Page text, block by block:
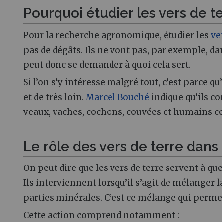
Pourquoi étudier les vers de
Pour la recherche agronomique, étudier les
pas de dégâts. Ils ne vont pas, par exemple,
peut donc se demander à quoi cela sert.
Si l’on s’y intéresse malgré tout, c’est parce
et de très loin. Marcel Bouché indique qu’ils
veaux, vaches, cochons, couvées et humains
Le rôle des vers de terre dans
On peut dire que les vers de terre servent à
Ils interviennent lorsqu’il s’agit de mélanger
parties minérales. C’est ce mélange qui
Cette action comprend notamment :